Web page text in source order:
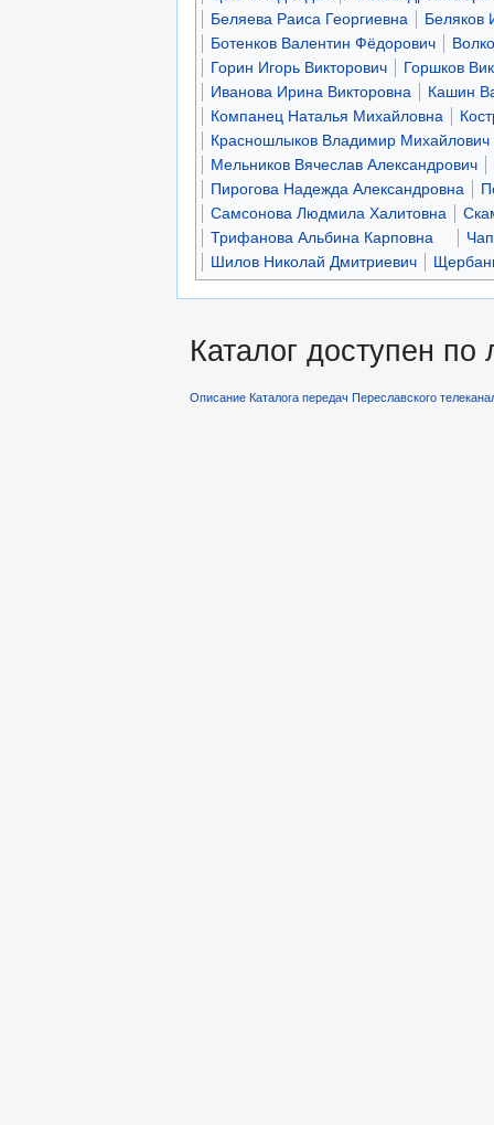
Беляева Раиса Георгиевна
Беляков
Ботенков Валентин Фёдорович
Горин Игорь Викторович
Горшков
Иванова Ирина Викторовна
Кашин
Компанец Наталья Михайловна
Красношлыков Владимир Михайлович
Мельников Вячеслав Александрович
Пирогова Надежда Александровна
Самсонова Людмила Халитовна
Трифанова Альбина Карповна
Шилов Николай Дмитриевич
Каталог доступен
Описание Каталога передач Переславского